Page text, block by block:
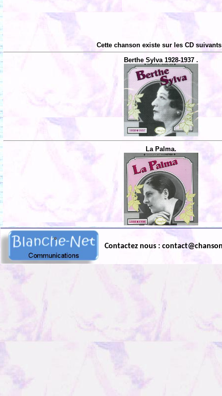
Cette chanson existe sur les CD
Berthe Sylva 1928-1937 .
La Palma.
Contactez nous :